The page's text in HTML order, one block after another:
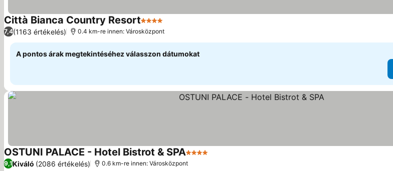
Città Bianca Country Resort4 Kategória
7,4(1163 értékelés) 0.4 km-re innen: Városközpont
A pontos árak megtekintéséhez válasszon dátumokat
OSTUNI PALACE - Hotel Bistrot & SPA4 Kategória
9,1Kiváló (2086 értékelés) 0.6 km-re innen: Városközpont